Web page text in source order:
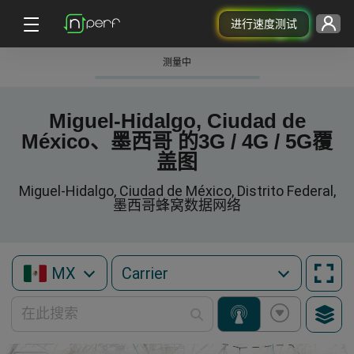
进行速度测试
测量中
Miguel-Hidalgo, Ciudad de
México、墨西哥 的3G / 4G / 5G覆
盖图
Miguel-Hidalgo, Ciudad de México, Distrito Federal,
墨西哥蜂窝数据网络
MX